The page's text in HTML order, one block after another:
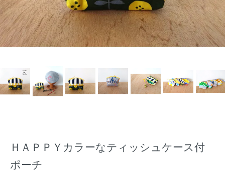
ＨＡＰＰＹカラーなティッシュケース付
ポーチ